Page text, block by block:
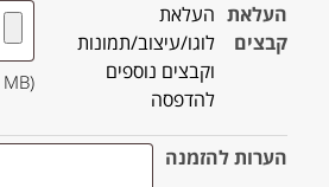
העלאת
קבצים
העלאת
לוגו/עיצוב/תמונות
וקבצים נוספים
להדפסה
(max file size 24 MB)
הערות להזמנה